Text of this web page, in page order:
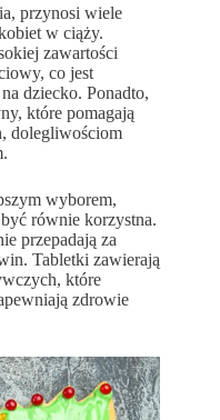
przynosi wiele
w ciąży.
zawartości
co jest
dziecko. Ponadto,
które pomagają
dolegliwościom
wyborem,
równie korzystna.
przepadają za
Tabletki zawierają
które
zdrowie